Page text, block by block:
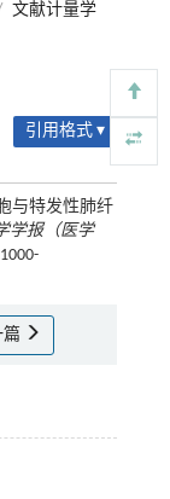
文献计量学
引用格式 ▾
与特发性肺纤
学报（医学
篇